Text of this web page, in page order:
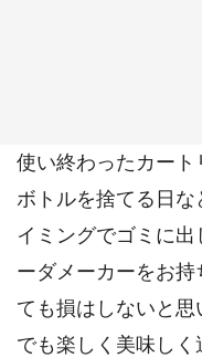
使い終わったカート
ボトルを捨てる日
イミングでゴミに
ーダメーカーをお
ても損はしないと
でも楽しく美味しく